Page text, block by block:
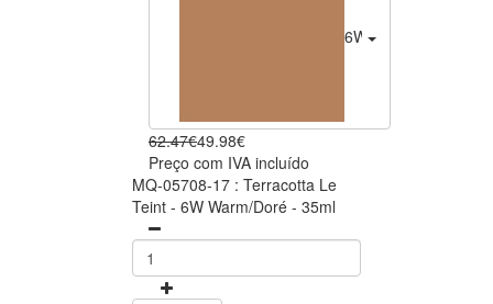
6W Warm/Doré
62.47€49.98€
Preço com IVA incluído
MQ-05708-17 : Terracotta Le
Teint - 6W Warm/Doré - 35ml